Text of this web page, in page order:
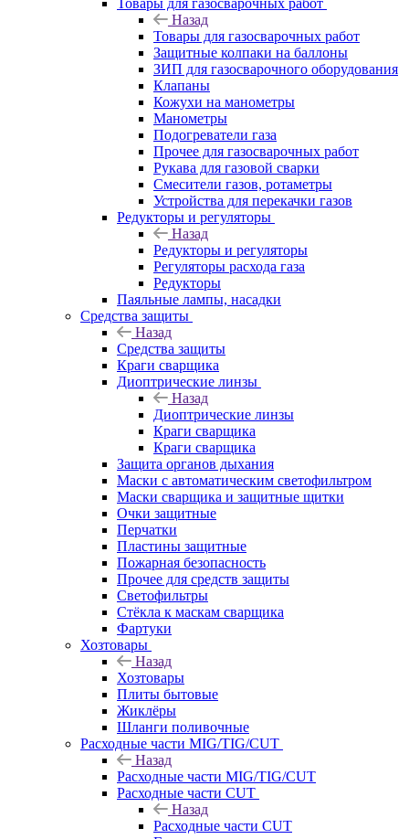
Товары для газосварочных работ
Назад
Товары для газосварочных работ
Защитные колпаки на баллоны
ЗИП для газосварочного оборудования
Клапаны
Кожухи на манометры
Манометры
Подогреватели газа
Прочее для газосварочных работ
Рукава для газовой сварки
Смесители газов, ротаметры
Устройства для перекачки газов
Редукторы и регуляторы
Назад
Редукторы и регуляторы
Регуляторы расхода газа
Редукторы
Паяльные лампы, насадки
Средства защиты
Назад
Средства защиты
Краги сварщика
Диоптрические линзы
Назад
Диоптрические линзы
Краги сварщика
Краги сварщика
Защита органов дыхания
Маски с автоматическим светофильтром
Маски сварщика и защитные щитки
Очки защитные
Перчатки
Пластины защитные
Пожарная безопасность
Прочее для средств защиты
Светофильтры
Стёкла к маскам сварщика
Фартуки
Хозтовары
Назад
Хозтовары
Плиты бытовые
Жиклёры
Шланги поливочные
Расходные части MIG/TIG/CUT
Назад
Расходные части MIG/TIG/CUT
Расходные части CUT
Назад
Расходные части CUT